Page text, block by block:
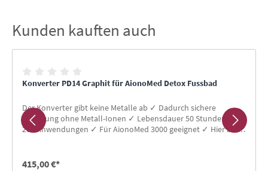
Produktgalerie überspringen
Kunden kauften auch
Konverter PD14 Graphit für AionoMed Detox Fussbad
Der Konverter gibt keine Metalle ab ✓ Dadurch sichere
Entgiftung ohne Metall-Ionen ✓ Lebensdauer 50 Stunden =
200 Anwendungen ✓ Für AionoMed 3000 geeignet ✓ Hier bei
415,00 €*